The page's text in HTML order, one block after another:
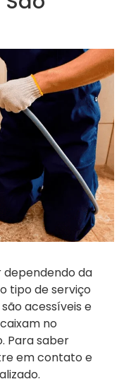
dependendo da
tipo de serviço
acessíveis e
no
Para saber
em contato e